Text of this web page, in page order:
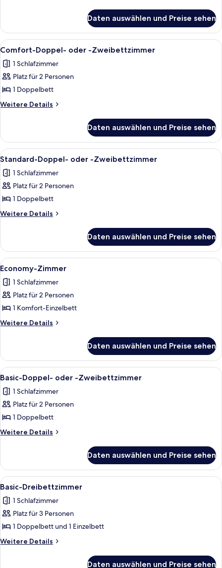
Vierbettzimmer
Daten auswählen und Preise sehen
Alle
Fotos
für
Comfort-
Doppel-
oder
anzeigen
Ein ordentlich bezogenes Bett mit
31
Comfort-Doppel- oder -Zweibettzimmer
1 Schlafzimmer
Platz für 2 Personen
1 Doppelbett
Weitere Details
Weitere
Doppel-
oder
-
Zweibettzimmer
Daten auswählen und Preise sehen
Alle
Fotos
für
Standard-
Doppel-
oder
anzeigen
Ein ordentlich eingerichtetes
33
Standard-Doppel- oder -Zweibettzimmer
1 Schlafzimmer
Platz für 2 Personen
1 Doppelbett
Weitere Details
Weitere
Doppel-
oder
-
Zweibettzimmer
Daten auswählen und Preise sehen
Alle
Fotos
für
Economy-
Zimmer
anzeigen
Ein Schlafzimmer mit Bett,
10
Economy-Zimmer
1 Schlafzimmer
Platz für 2 Personen
1 Komfort-Einzelbett
Weitere Details
Weitere
Zimmer
Daten auswählen und Preise sehen
Alle
Fotos
für
Basic-
Doppel-
oder
anzeigen
Ein Hotelzimmer mit Bett,
13
Basic-Doppel- oder -Zweibettzimmer
1 Schlafzimmer
Platz für 2 Personen
1 Doppelbett
Weitere Details
Weitere
Doppel-
oder
-
Daten auswählen und Preise sehen
Alle
Fotos
für
Basic-
Dreibettzimmer
anzeigen
Ein Schlafzimmer mit Bett,
12
Basic-Dreibettzimmer
1 Schlafzimmer
Platz für 3 Personen
1 Doppelbett und 1 Einzelbett
Weitere Details
Weitere
Daten auswählen und Preise sehen